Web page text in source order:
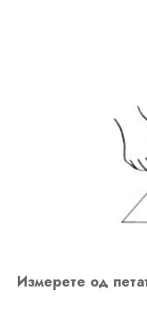
Измерете од